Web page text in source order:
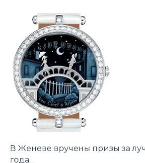
В Женеве вручены призы за
года…